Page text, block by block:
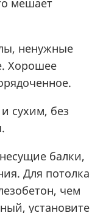
ненужные
Хорошее
сухим, без
балки,
Для потолка
чем
установите